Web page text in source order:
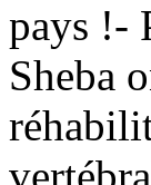
pays !-
Sheba